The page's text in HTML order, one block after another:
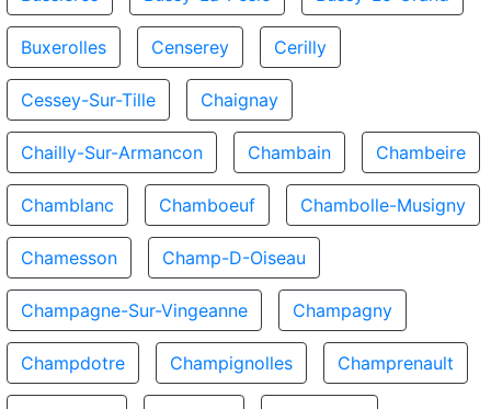
Buxerolles Censerey Cerilly
Cessey-Sur-Tille Chaignay
Chailly-Sur-Armancon Chambain Chambeire
Chamblanc Chamboeuf Chambolle-Musigny
Chamesson Champ-D-Oiseau
Champagne-Sur-Vingeanne Champagny
Champdotre Champignolles Champrenault